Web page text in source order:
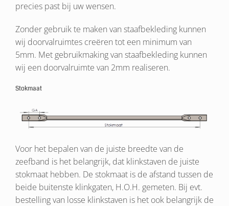
precies past bij uw wensen.
Zonder gebruik te maken van staafbekleding kunnen
wij doorvalruimtes creëren tot een minimum van
5mm. Met gebruikmaking van staafbekleding kunnen
wij een doorvalruimte van 2mm realiseren.
Stokmaat
Voor het bepalen van de juiste breedte van de
zeefband is het belangrijk, dat klinkstaven de juiste
stokmaat hebben. De stokmaat is de afstand tussen de
beide buitenste klinkgaten, H.O.H. gemeten. Bij evt.
bestelling van losse klinkstaven is het ook belangrijk de